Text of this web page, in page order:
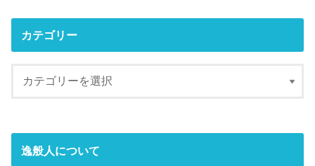
カテゴリー
逸般人について